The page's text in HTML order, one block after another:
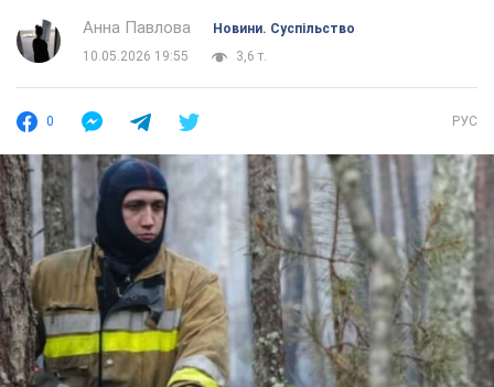
Анна Павлова
Новини. Суспільство
10.05.2026 19:55
3,6 т.
0 РУС